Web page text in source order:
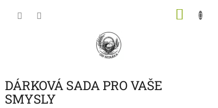
DÁRKOVÁ SADA PRO VAŠE
SMYSLY